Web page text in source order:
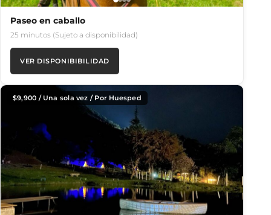
Paseo en caballo
25 minutos (Sujeto a disponibilidad)
VER DISPONIBIBILIDAD
$9,900 / Una sola vez / Por Huesped